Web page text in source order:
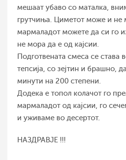
мешаат убаво со маталка,
грутчиња. Циметот може и не
мармаладот можете да си го
не мора да е од кајсии.
Подготвената смеса се става
тепсија, со зејтин и брашно,
минути на 200 степени.
Додека е топол колачот го
мармаладот од кајсии, го
и уживаме во десертот.
НАЗДРАВЈЕ !!!